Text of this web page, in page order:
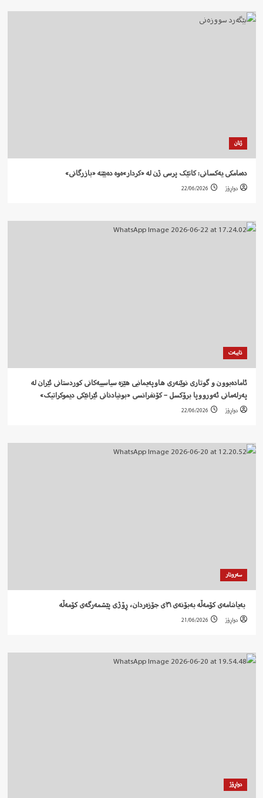
ژنان
دەمامکی یەکسانی: کاتێک پرسی ژن لە «کردار»ەوە دەبێتە «بازرگانی»
دواڕۆژ 22/06/2026
تایبەت
ئامادەبوون و گوتاری نوێنەری هاوپەیمانیی هێزە سیاسییەکانی کوردستانی ئێران لە
پەرلەمانی ئەورووپا برۆکسل – کۆنفرانسی «بونیادنانی ئێرانێکی دیموکراتیک»
دواڕۆژ 22/06/2026
سەروتار
‍ بەیاننامەی کۆمەڵە بەبۆنەی ٣١ی جۆزەردان، ڕۆژی پێشمەرگەی کۆمەڵە
دواڕۆژ 21/06/2026
دواڕۆژ